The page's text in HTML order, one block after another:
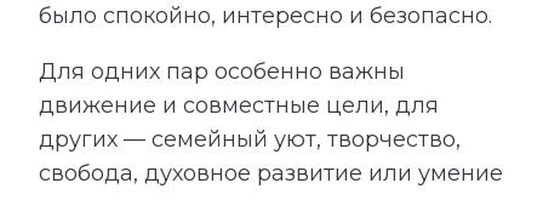
было спокойно, интересно и безопасно.
Для одних пар особенно важны
движение и совместные цели, для
других — семейный уют, творчество,
свобода, духовное развитие или умение